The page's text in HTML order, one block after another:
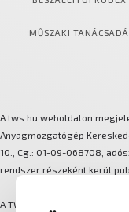
MŰSZAKI
A tws.hu weboldalon
Anyagmozgatógép
10., Cg.: 01-09-068708,
rendszer részeként kerül
A TWS több márkát és